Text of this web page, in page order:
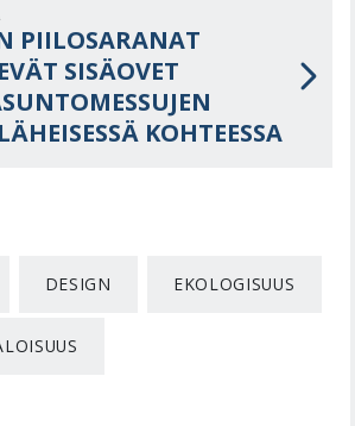
PIILOSARANAT
SISÄOVET
KOHTEESSA
DESIGN EKOLOGISUUS